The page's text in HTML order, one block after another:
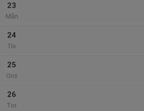
23
Mån
24
Tis
25
Ons
26
Tor